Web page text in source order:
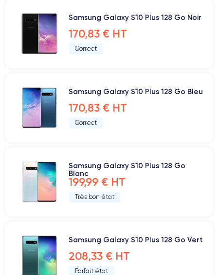
Samsung Galaxy S10 Plus 128 Go Noir
170,83 € HT
Correct
Samsung Galaxy S10 Plus 128 Go Bleu
170,83 € HT
Correct
Samsung Galaxy S10 Plus 128 Go
Blanc
199,99 € HT
Très bon état
Samsung Galaxy S10 Plus 128 Go Vert
208,33 € HT
Parfait état